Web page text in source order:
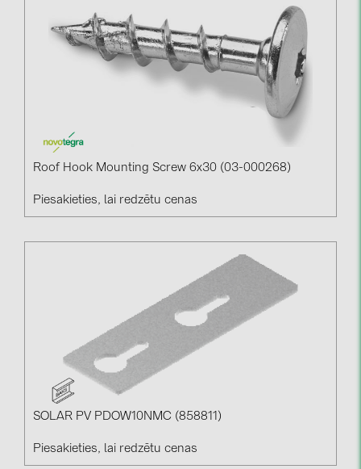
Roof Hook Mounting Screw 6x30 (03-000268)
Piesakieties, lai redzētu cenas
SOLAR PV PDOW10NMC (858811)
Piesakieties, lai redzētu cenas